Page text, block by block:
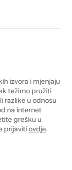
izvora i mjenjaju
težimo pružiti
razlike u odnosu
na internet
grešku u
prijavitiovdje.